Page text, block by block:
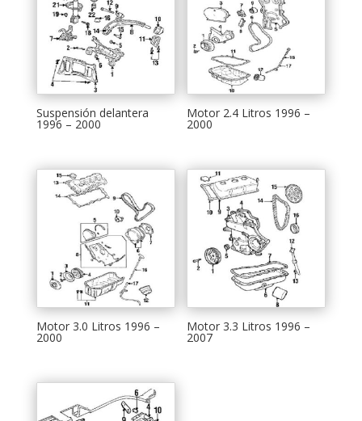
Suspensión delantera
1996 – 2000
Motor 2.4 Litros 1996 –
2000
Motor 3.0 Litros 1996 –
2000
Motor 3.3 Litros 1996 –
2007